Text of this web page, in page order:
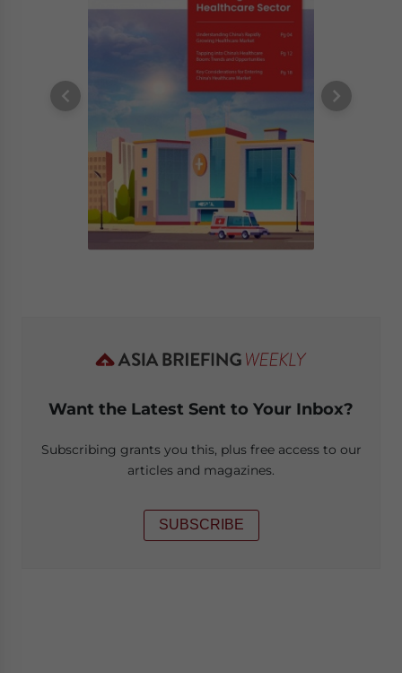
Want the Latest Sent to Your Inbox?
Subscribing grants you this, plus free access to our
articles and magazines.
SUBSCRIBE